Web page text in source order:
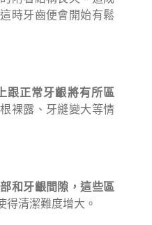
時牙齒便會開始有鬆
跟正常牙齦將有所區
根裸露、牙縫變大等情
和牙齦間隙，這些區
得清潔難度增大。